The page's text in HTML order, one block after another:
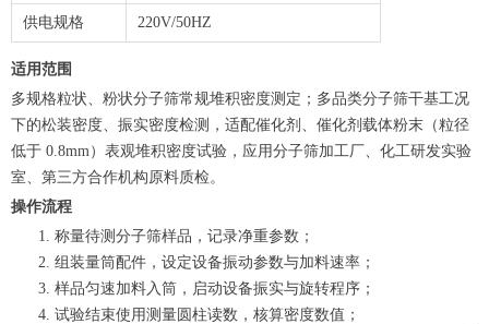
供电规格 220V/50HZ
适用范围
多规格粒状、粉状分子筛常规堆积密度测定；多品类分子筛干基工况
下的松装密度、振实密度检测，适配催化剂、催化剂载体粉末（粒径
低于 0.8mm）表观堆积密度试验，应用分子筛加工厂、化工研发实验
室、第三方合作机构原料质检。
操作流程
称量待测分子筛样品，记录净重参数；
组装量筒配件，设定设备振动参数与加料速率；
样品匀速加料入筒，启动设备振实与旋转程序；
试验结束使用测量圆柱读数，核算密度数值；